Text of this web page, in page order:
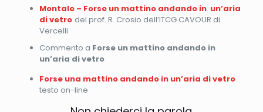
Montale – Forse un mattino andando in un’aria
di vetro del prof. R. Crosio dell’ITCG CAVOUR di
Vercelli
Commento a Forse un mattino andando in
un’aria di vetro
Forse una mattino andando in un’aria di vetro
testo on-line